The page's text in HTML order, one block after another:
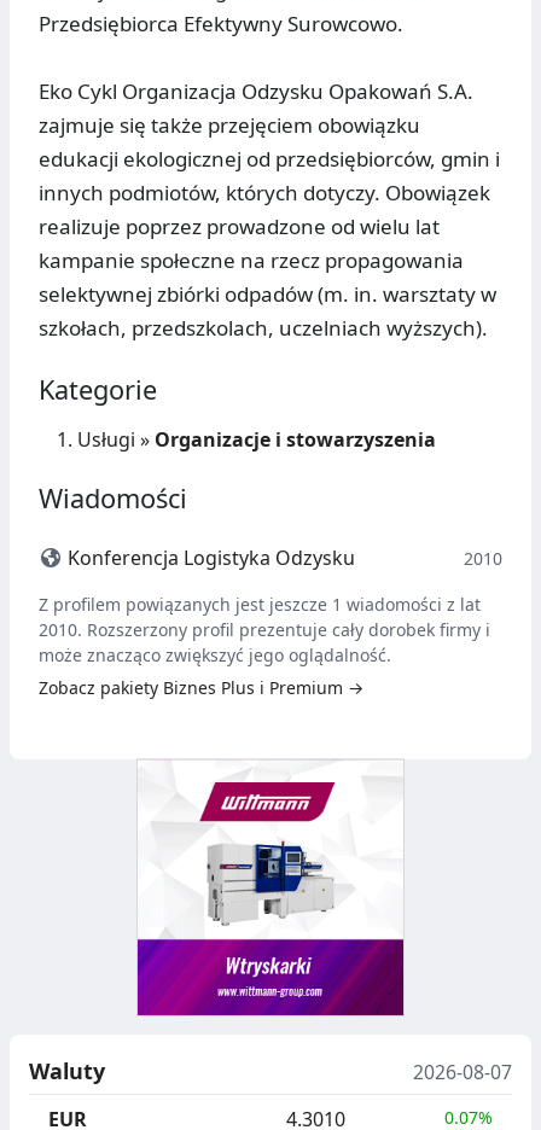
Przedsiębiorca Efektywny Surowcowo.
Eko Cykl Organizacja Odzysku Opakowań S.A.
zajmuje się także przejęciem obowiązku
edukacji ekologicznej od przedsiębiorców, gmin i
innych podmiotów, których dotyczy. Obowiązek
realizuje poprzez prowadzone od wielu lat
kampanie społeczne na rzecz propagowania
selektywnej zbiórki odpadów (m. in. warsztaty w
szkołach, przedszkolach, uczelniach wyższych).
Kategorie
Usługi » Organizacje i stowarzyszenia
Wiadomości
Konferencja Logistyka Odzysku 2010
Z profilem powiązanych jest jeszcze 1 wiadomości z lat
2010. Rozszerzony profil prezentuje cały dorobek firmy i
może znacząco zwiększyć jego oglądalność.
Zobacz pakiety Biznes Plus i Premium →
Waluty
2026-08-07
EUR
4.3010 0.07%